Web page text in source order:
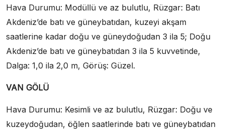
Hava Durumu: Modüllü ve az bulutlu, Rüzgar: Batı
Akdeniz’de batı ve güneybatıdan, kuzeyi akşam
saatlerine kadar doğu ve güneydoğudan 3 ila 5; Doğu
Akdeniz’de batı ve güneybatıdan 3 ila 5 kuvvetinde,
Dalga: 1,0 ila 2,0 m, Görüş: Güzel.
VAN GÖLÜ
Hava Durumu: Kesimli ve az bulutlu, Rüzgar: Doğu ve
kuzeydoğudan, öğlen saatlerinde batı ve güneybatıdan